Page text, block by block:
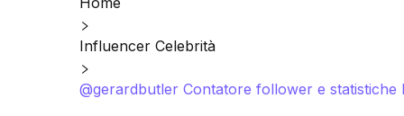
Influencer Celebrità
@gerardbutler Contatore follower e statistiche